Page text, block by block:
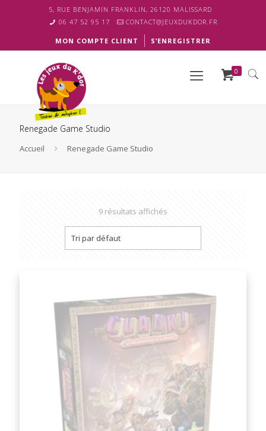
5, RUE BENJAMIN FRANKLIN, 26120 MALISSARD
06 47 52 95 17
CONTACT@JEUXDUKDOR.FR
MON COMPTE CLIENT S’ENREGISTRER
0
Renegade Game Studio
Accueil Renegade Game Studio
9 résultats affichés